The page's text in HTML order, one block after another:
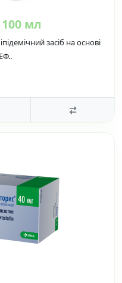
мл
засіб на основі